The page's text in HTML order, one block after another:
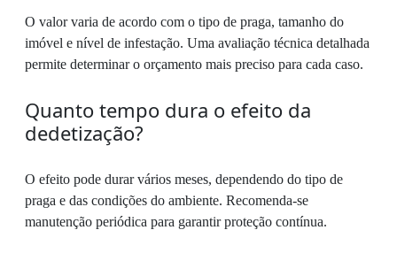
O valor varia de acordo com o tipo de praga, tamanho do
imóvel e nível de infestação. Uma avaliação técnica detalhada
permite determinar o orçamento mais preciso para cada caso.
Quanto tempo dura o efeito da
dedetização?
O efeito pode durar vários meses, dependendo do tipo de
praga e das condições do ambiente. Recomenda-se
manutenção periódica para garantir proteção contínua.